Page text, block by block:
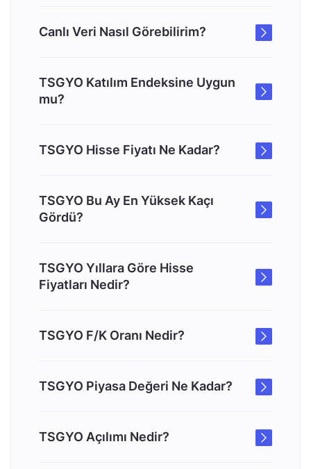
Canlı Veri Nasıl Görebilirim?
TSGYO Katılım Endeksine Uygun
mu?
TSGYO Hisse Fiyatı Ne Kadar?
TSGYO Bu Ay En Yüksek Kaçı
Gördü?
TSGYO Yıllara Göre Hisse
Fiyatları Nedir?
TSGYO F/K Oranı Nedir?
TSGYO Piyasa Değeri Ne Kadar?
TSGYO Açılımı Nedir?